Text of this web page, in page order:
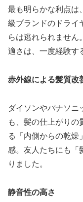
最も明らかな利点は
級ブランドのドライ
らは逃れられません
適さは、一度経験す
赤外線による髪質改
ダイソンやパナソニ
も、髪の仕上がりの
る「内側からの乾燥
感。友人たちにも「
りました。
静音性の高さ